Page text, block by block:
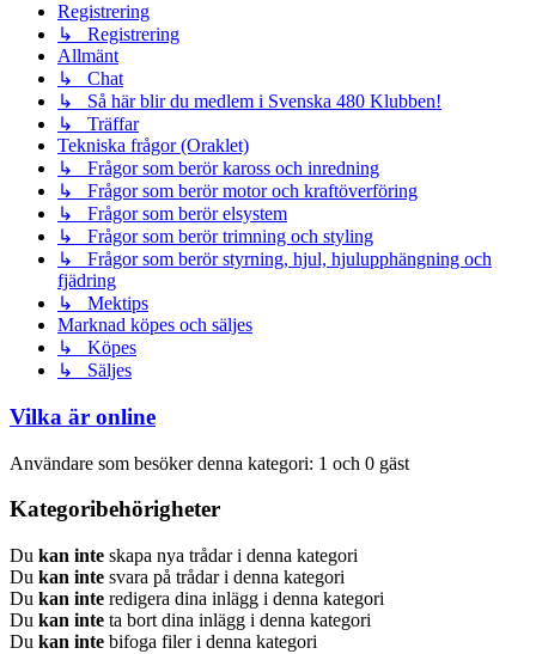
Registrering
↳ Registrering
Allmänt
↳ Chat
↳ Så här blir du medlem i Svenska 480 Klubben!
↳ Träffar
Tekniska frågor (Oraklet)
↳ Frågor som berör kaross och inredning
↳ Frågor som berör motor och kraftöverföring
↳ Frågor som berör elsystem
↳ Frågor som berör trimning och styling
↳ Frågor som berör styrning, hjul, hjulupphängning och
fjädring
↳ Mektips
Marknad köpes och säljes
↳ Köpes
↳ Säljes
Vilka är online
Användare som besöker denna kategori: 1 och 0 gäst
Kategoribehörigheter
Du kan inte skapa nya trådar i denna kategori
Du kan inte svara på trådar i denna kategori
Du kan inte redigera dina inlägg i denna kategori
Du kan inte ta bort dina inlägg i denna kategori
Du kan inte bifoga filer i denna kategori